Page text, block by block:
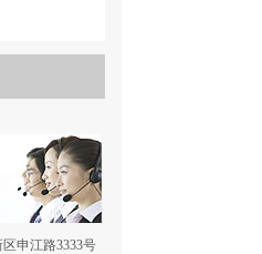
申江路3333号